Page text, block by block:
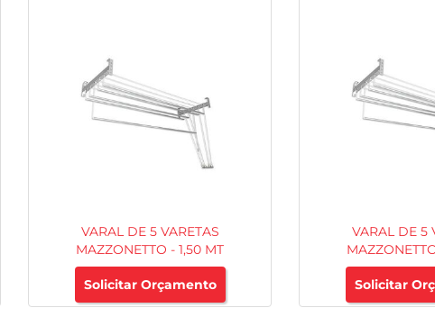
VARAL DE 5 VARETAS
MAZZONETTO - 1,50 MT
Solicitar Orçamento
VARAL DE 5
Solicitar